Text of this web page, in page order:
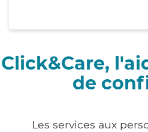
Click&Care,
de
Les services aux